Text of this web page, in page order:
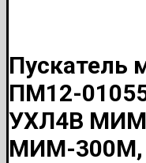
Пускатель
ПМ12-
УХЛ4В
МИМ-300М,